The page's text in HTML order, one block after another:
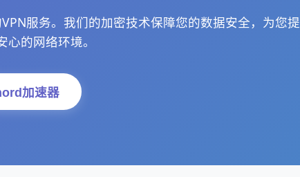
服务。我们的加密技术保障您的数据安全，为您提
心的网络环境。
加速器